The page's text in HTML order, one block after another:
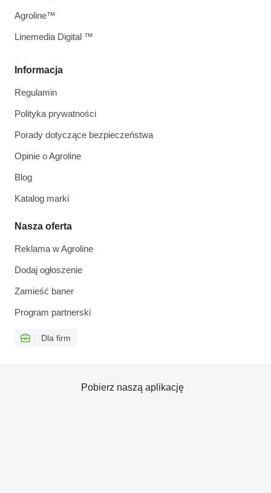
Informacja
Regulamin
Polityka prywatności
Porady dotyczące bezpieczeństwa
Opinie o Agroline
Blog
Katalog marki
Nasza oferta
Reklama w Agroline
Dodaj ogłoszenie
Zamieść baner
Program partnerski
Dla firm
Agroline™
Linemedia Digital ™
Pobierz naszą aplikację